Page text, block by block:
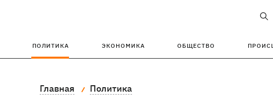
ПОЛИТИКА ЭКОНОМИКА ОБЩЕСТВО
Главная Политика